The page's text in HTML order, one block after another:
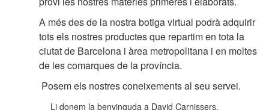
A més des de la nostra botiga virtual podrà adquirir
tots els nostres productes que repartim en tota la
ciutat de Barcelona i àrea metropolitana i en moltes
de les comarques de la província.
Posem els nostres coneixements al seu servei.
Li donem la benvinguda a David Carnissers.